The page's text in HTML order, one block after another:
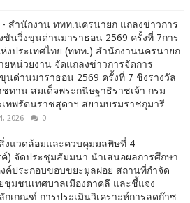
สำนักงาน ททท.นครนายก แถลงข่าวการ
ขันวิ่งขุนด่านมาราธอน 2569 ครั้งที่ 7การ
ห่งประเทศไทย (ททท.) สำนักงานนครนายก
ยหน่วยงาน จัดแถลงข่าวการจัดการ
นด่านมาราธอน 2569 ครั้งที่ 7 ชิงรางวัล
ชทาน สมเด็จพระกนิษฐาธิราชเจ้า กรม
เทพรัตนราชสุดาฯ สยามบรมราชกุมารี
2026 0
งแวดล้อมและควบคุมมลพิษที่ 4
) จัดประชุมสัมมนา นำเสนอผลการศึกษา
งค์ประกอบขอบขยะมูลฝอย สถานที่กำจัด
ชุมชนเทศบาลเมืองตาคลี และชี้แจง
กเกณฑ์ การประเมินวิเคราะห์การลดก๊าซ